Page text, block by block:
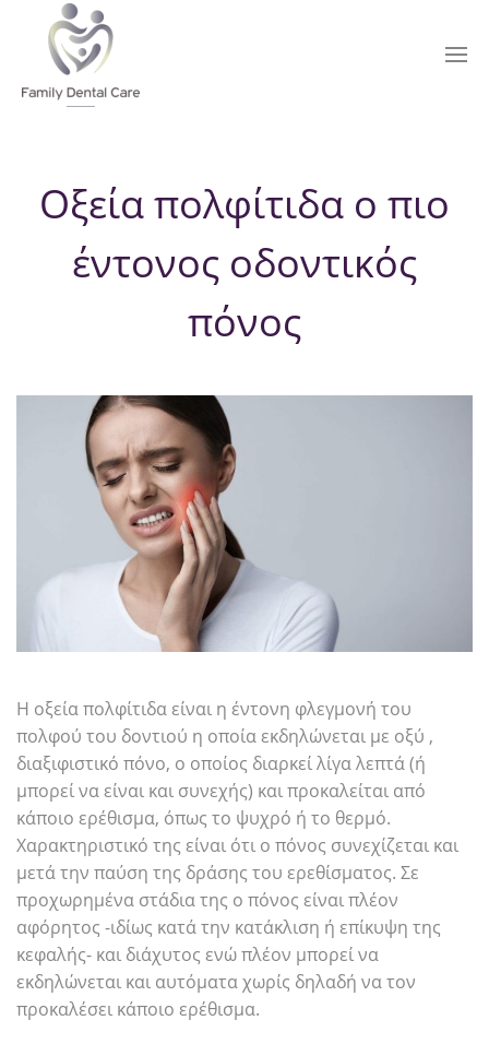
Οξεία πολφίτιδα ο πιο
έντονος οδοντικός
πόνος
Η οξεία πολφίτιδα είναι η έντονη φλεγμονή του
πολφού του δοντιού η οποία εκδηλώνεται με οξύ ,
διαξιφιστικό πόνο, ο οποίος διαρκεί λίγα λεπτά (ή
μπορεί να είναι και συνεχής) και προκαλείται από
κάποιο ερέθισμα, όπως το ψυχρό ή το θερμό.
Χαρακτηριστικό της είναι ότι ο πόνος συνεχίζεται και
μετά την παύση της δράσης του ερεθίσματος. Σε
προχωρημένα στάδια της ο πόνος είναι πλέον
αφόρητος -ιδίως κατά την κατάκλιση ή επίκυψη της
κεφαλής- και διάχυτος ενώ πλέον μπορεί να
εκδηλώνεται και αυτόματα χωρίς δηλαδή να τον
προκαλέσει κάποιο ερέθισμα.